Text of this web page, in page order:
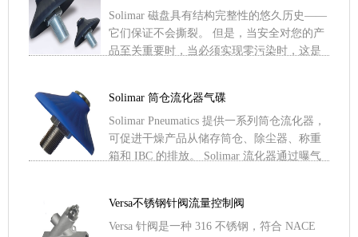
Solimar 磁盘具有结构完整性的悠久历史——
它们保证不会撕裂。 但是，当安全对您的产
品至关重要时，当必须实现零污染时，这是
Solimar 筒仓流化器气碟
Solimar Pneumatics 提供一系列筒仓流化器，
可促进干燥产品从储存筒仓、除尘器、称重
箱和 IBC 的排放。 Solimar 流化器通过曝气
Versa不锈钢针阀流量控制阀
Versa 针阀是一种 316 不锈钢，符合 NACE